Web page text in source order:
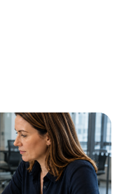
jestli
zmást